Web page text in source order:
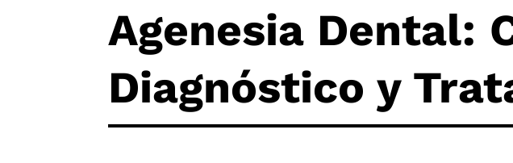
Agenesia Dental:
Diagnóstico y